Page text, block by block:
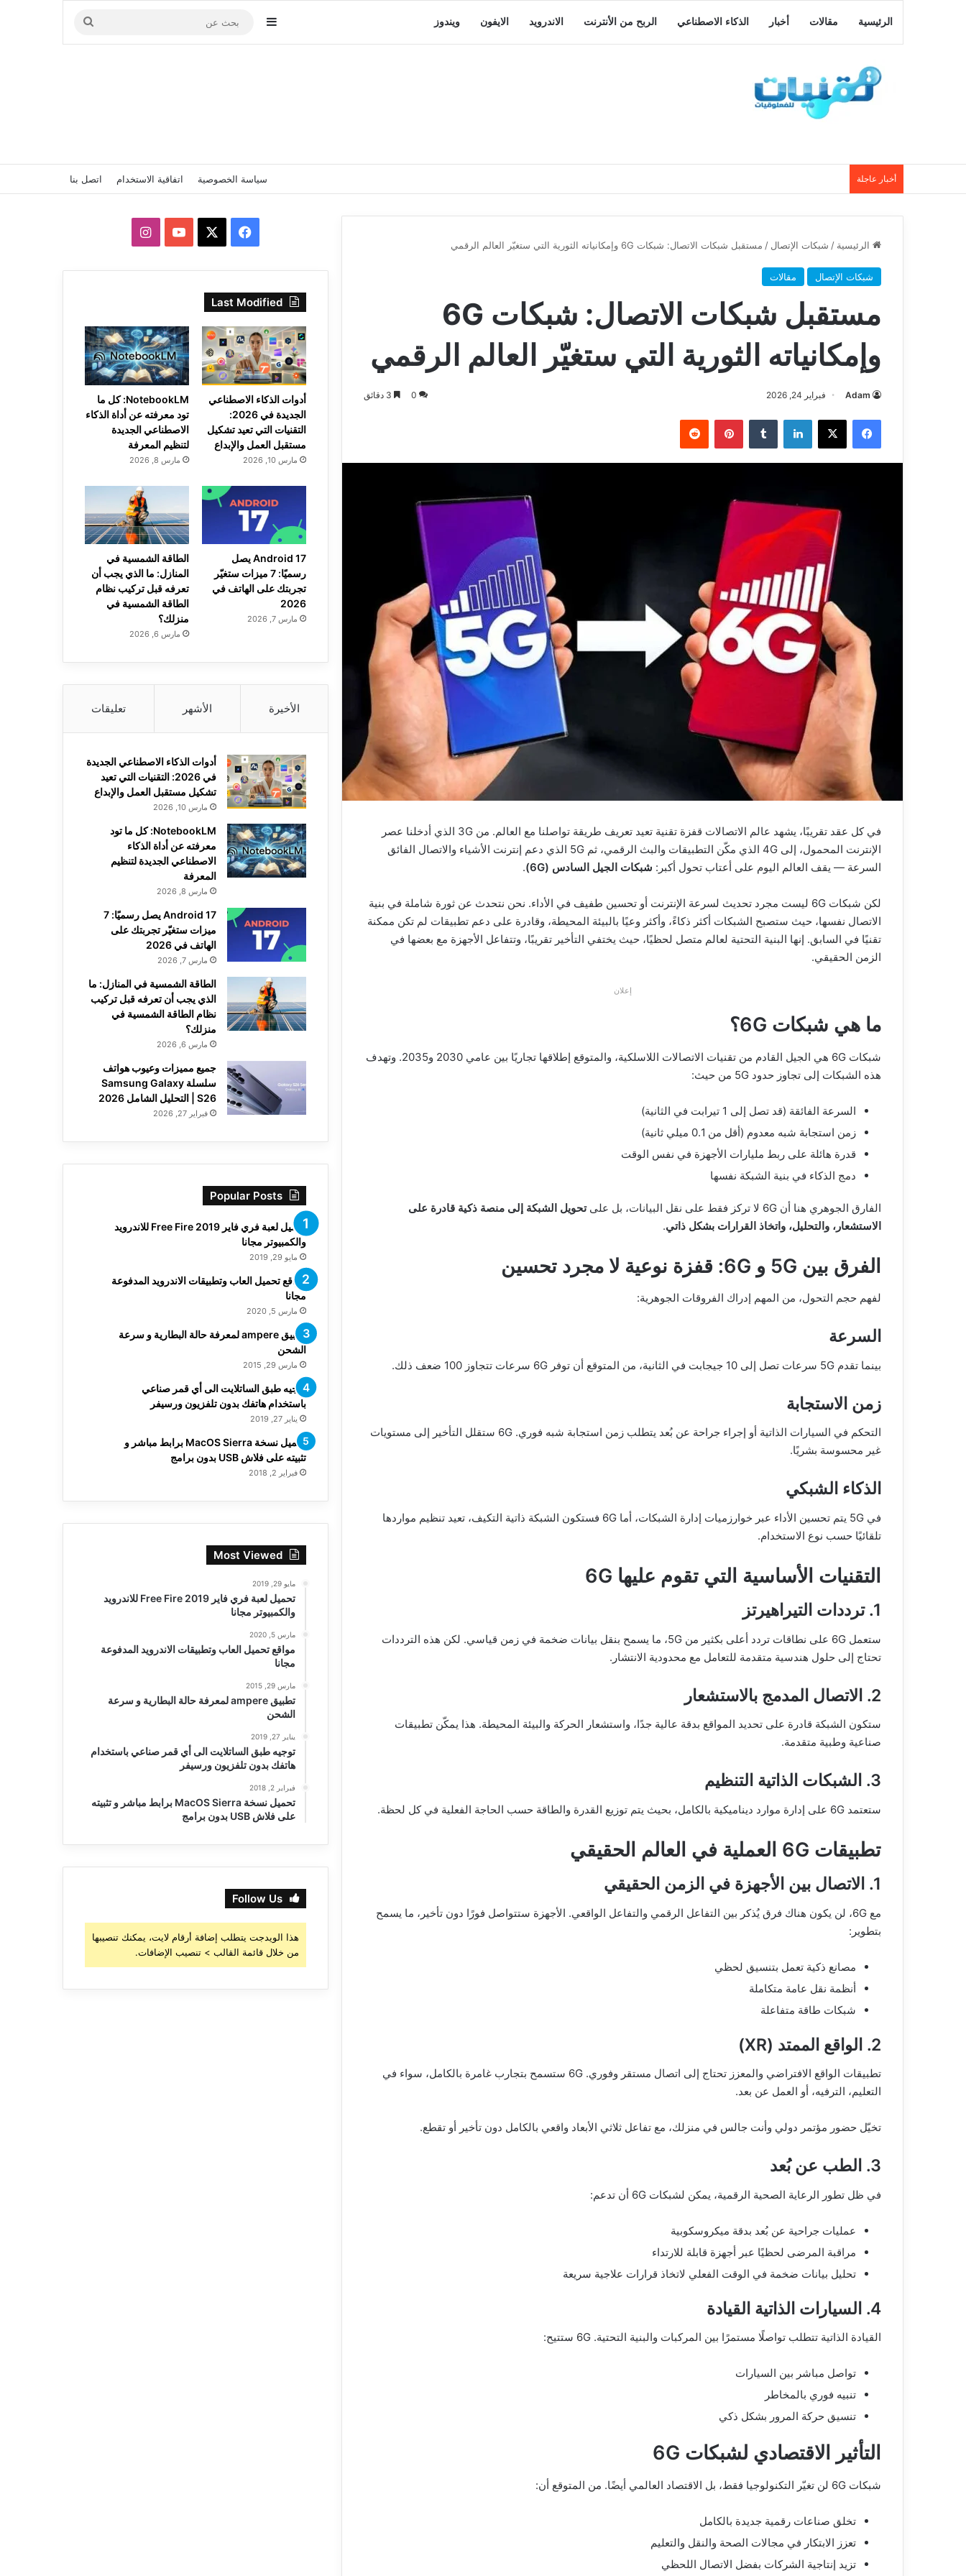
الرئيسية مقالات أخبار الذكاء الاصطناعي الربح من الأنترنت الاندرويد الايفون ويندوز إضافة عمود جانبي
بحث
عن
أخبار عاجلة سياسة الخصوصية اتفاقية الاستخدام اتصل بنا
الرئيسية / شبكات الإتصال / مستقبل شبكات الاتصال: شبكات 6G وإمكانياته الثورية التي ستغيّر العالم الرقمي
شبكات الإتصال مقالات
مستقبل شبكات الاتصال: شبكات 6G
وإمكانياته الثورية التي ستغيّر العالم الرقمي
Adam فبراير 24, 2026 0
فيسبوك ‫X لينكدإن بينتيريست
في كل عقد تقريبًا، يشهد عالم الاتصالات قفزة تقنية تعيد تعريف طريقة تواصلنا مع العالم. من 3G الذي أدخلنا عصر
الإنترنت المحمول، إلى 4G الذي مكّن التطبيقات والبث الرقمي، ثم 5G الذي دعم إنترنت الأشياء والاتصال الفائق
السرعة — يقف العالم اليوم على أعتاب تحول أكبر: شبكات الجيل السادس (6G) .
لكن شبكات 6G ليست مجرد تحديث لسرعة الإنترنت أو تحسين طفيف في الأداء. نحن نتحدث عن ثورة شاملة في بنية
الاتصال نفسها، حيث ستصبح الشبكات أكثر ذكاءً، وأكثر وعيًا بالبيئة المحيطة، وقادرة على دعم تطبيقات لم تكن ممكنة
تقنيًا في السابق. إنها البنية التحتية لعالم متصل لحظيًا، حيث يختفي التأخير تقريبًا، وتتفاعل الأجهزة مع بعضها في
الزمن الحقيقي.
إعلان
ما هي شبكات 6G؟
شبكات 6G هي الجيل القادم من تقنيات الاتصالات اللاسلكية، والمتوقع إطلاقها تجاريًا بين عامي 2030 و2035. وتهدف
هذه الشبكات إلى تجاوز حدود 5G من حيث:
السرعة الفائقة (قد تصل إلى 1 تيرابت في الثانية)
زمن استجابة شبه معدوم (أقل من 0.1 ميلي ثانية)
قدرة هائلة على ربط مليارات الأجهزة في نفس الوقت
دمج الذكاء في بنية الشبكة نفسها
الفارق الجوهري هنا أن 6G لا تركز فقط على نقل البيانات، بل على
تحويل الشبكة إلى منصة ذكية قادرة على
الاستشعار، والتحليل، واتخاذ القرارات بشكل ذاتي.
الفرق بين 5G و 6G: قفزة نوعية لا مجرد تحسين
لفهم حجم التحول، من المهم إدراك الفروقات الجوهرية:
السرعة
بينما تقدم 5G سرعات تصل إلى 10 جيجابت في الثانية، من المتوقع أن توفر 6G سرعات تتجاوز 100 ضعف ذلك.
زمن الاستجابة
التحكم في السيارات الذاتية أو إجراء جراحة عن بُعد يتطلب زمن استجابة شبه فوري. 6G ستقلل التأخير إلى مستويات
غير محسوسة بشريًا.
الذكاء الشبكي
في 5G يتم تحسين الأداء عبر خوارزميات إدارة الشبكات، أما 6G فستكون الشبكة ذاتية التكيف، تعيد تنظيم مواردها
تلقائيًا حسب نوع الاستخدام.
التقنيات الأساسية التي تقوم عليها 6G
1. ترددات التيراهيرتز
ستعمل 6G على نطاقات تردد أعلى بكثير من 5G، ما يسمح بنقل بيانات ضخمة في زمن قياسي. لكن هذه الترددات
تحتاج إلى حلول هندسية متقدمة للتعامل مع محدودية الانتشار.
2. الاتصال المدمج بالاستشعار
ستكون الشبكة قادرة على تحديد المواقع بدقة عالية جدًا، واستشعار الحركة والبيئة المحيطة. هذا يمكّن تطبيقات
صناعية وطبية متقدمة.
3. الشبكات الذاتية التنظيم
ستعتمد 6G على إدارة موارد ديناميكية بالكامل، بحيث يتم توزيع القدرة والطاقة حسب الحاجة الفعلية في كل لحظة.
تطبيقات 6G العملية في العالم الحقيقي
1. الاتصال بين الأجهزة في الزمن الحقيقي
مع 6G، لن يكون هناك فرق يُذكر بين التفاعل الرقمي والتفاعل الواقعي. الأجهزة ستتواصل فورًا دون تأخير، ما يسمح
بتطوير:
مصانع ذكية تعمل بتنسيق لحظي
أنظمة نقل عامة متكاملة
شبكات طاقة متفاعلة
2. الواقع الممتد (XR)
تطبيقات الواقع الافتراضي والمعزز تحتاج إلى اتصال مستقر وفوري. 6G ستسمح بتجارب غامرة بالكامل، سواء في
التعليم، الترفيه، أو العمل عن بعد.
تخيّل حضور مؤتمر دولي وأنت جالس في منزلك، مع تفاعل ثلاثي الأبعاد واقعي بالكامل دون تأخير أو تقطع.
3. الطب عن بُعد
في ظل تطور الرعاية الصحية الرقمية، يمكن لشبكات 6G أن تدعم:
عمليات جراحية عن بُعد بدقة ميكروسكوبية
مراقبة المرضى لحظيًا عبر أجهزة قابلة للارتداء
تحليل بيانات ضخمة في الوقت الفعلي لاتخاذ قرارات علاجية سريعة
4. السيارات الذاتية القيادة
القيادة الذاتية تتطلب تواصلًا مستمرًا بين المركبات والبنية التحتية. 6G ستتيح:
تواصل مباشر بين السيارات
تنبيه فوري بالمخاطر
تنسيق حركة المرور بشكل ذكي
التأثير الاقتصادي لشبكات 6G
شبكات 6G لن تغيّر التكنولوجيا فقط، بل الاقتصاد العالمي أيضًا. من المتوقع أن:
تخلق صناعات رقمية جديدة بالكامل
تعزز الابتكار في مجالات الصحة والنقل والتعليم
تزيد إنتاجية الشركات بفضل الاتصال اللحظي
فيسبوك ‫YouTubeانستقرام
Last Modified
أدوات الذكاء الاصطناعي
الجديدة في 2026:
التقنيات التي تعيد تشكيل
مستقبل العمل والإبداع
مارس 10, 2026
NotebookLM: كل ما
تود معرفته عن أداة الذكاء
الاصطناعي الجديدة
لتنظيم المعرفة
مارس 8, 2026
Android 17 يصل
رسميًا: 7 ميزات ستغيّر
تجربتك على الهاتف في
2026
مارس 7, 2026
الطاقة الشمسية في
المنازل: ما الذي يجب أن
تعرفه قبل تركيب نظام
الطاقة الشمسية في
منزلك؟
مارس 6, 2026
الأخيرة الأشهر تعليقات
أدوات الذكاء الاصطناعي الجديدة
في 2026: التقنيات التي تعيد
تشكيل مستقبل العمل والإبداع
مارس 10, 2026
NotebookLM: كل ما تود
معرفته عن أداة الذكاء
الاصطناعي الجديدة لتنظيم
المعرفة
مارس 8, 2026
Android 17 يصل رسميًا: 7
ميزات ستغيّر تجربتك على
الهاتف في 2026
مارس 7, 2026
الطاقة الشمسية في المنازل: ما
الذي يجب أن تعرفه قبل تركيب
نظام الطاقة الشمسية في
منزلك؟
مارس 6, 2026
جميع مميزات وعيوب هواتف
سلسلة Samsung Galaxy
S26 | التحليل الشامل 2026
فبراير 27, 2026
Popular Posts
تحميل لعبة فري فاير Free Fire 2019 للاندرويد
والكمبيوتر مجانا
مايو 29, 2019
مواقع تحميل العاب وتطبيقات الاندرويد المدفوعة
مجانا
مارس 5, 2020
تطبيق ampere لمعرفة حالة البطارية و سرعة
الشحن
مارس 29, 2015
توجيه طبق الساتلايت الى أي قمر صناعي
باستخدام هاتفك بدون تلفزيون ورسيفر
يناير 27, 2019
تحميل نسخة MacOS Sierra برابط مباشر و
تثبيته على فلاش USB بدون برامج
فبراير 2, 2018
Most Viewed
مايو 29, 2019
تحميل لعبة فري فاير Free Fire 2019 للاندرويد
والكمبيوتر مجانا
مارس 5, 2020
مواقع تحميل العاب وتطبيقات الاندرويد المدفوعة
مجانا
مارس 29, 2015
تطبيق ampere لمعرفة حالة البطارية و سرعة
الشحن
يناير 27, 2019
توجيه طبق الساتلايت الى أي قمر صناعي باستخدام
هاتفك بدون تلفزيون ورسيفر
فبراير 2, 2018
تحميل نسخة MacOS Sierra برابط مباشر و تثبيته
على فلاش USB بدون برامج
Follow Us
هذا الويدجت يتطلب إضافة أرقام لايت، يمكنك تنصيبها
من خلال قائمة القالب > تنصيب الإضافات.